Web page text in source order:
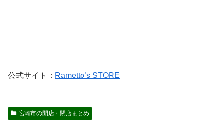
公式サイト： Rametto’s STORE
宮崎市の開店・閉店まとめ